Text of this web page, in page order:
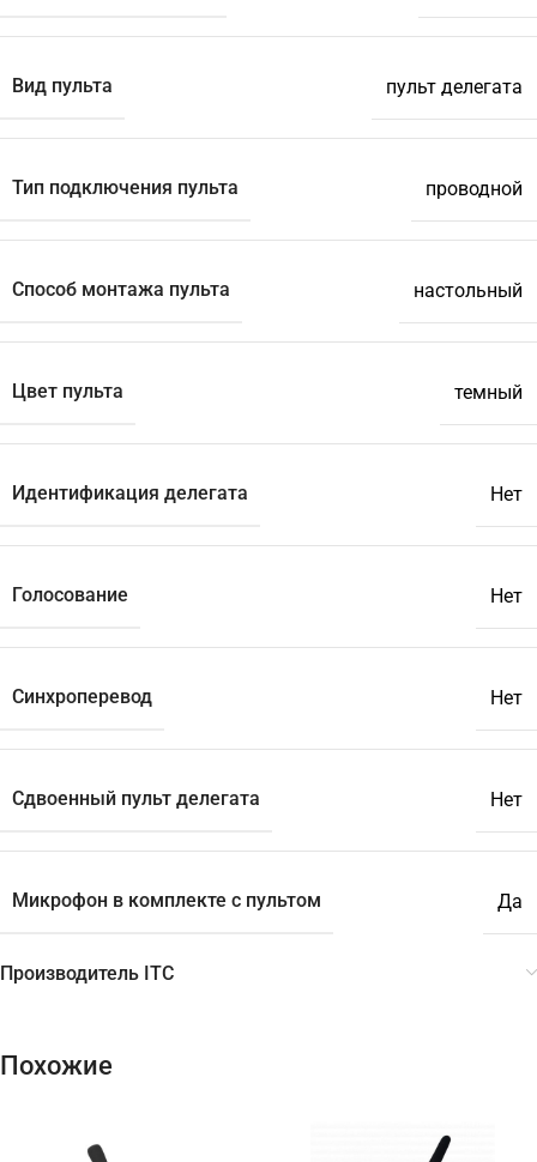
Вид пульта пульт делегата
Тип подключения пульта проводной
Способ монтажа пульта настольный
Цвет пульта темный
Идентификация делегата Нет
Голосование Нет
Синхроперевод Нет
Сдвоенный пульт делегата Нет
Микрофон в комплекте с пультом Да
Производитель ITC
Похожие